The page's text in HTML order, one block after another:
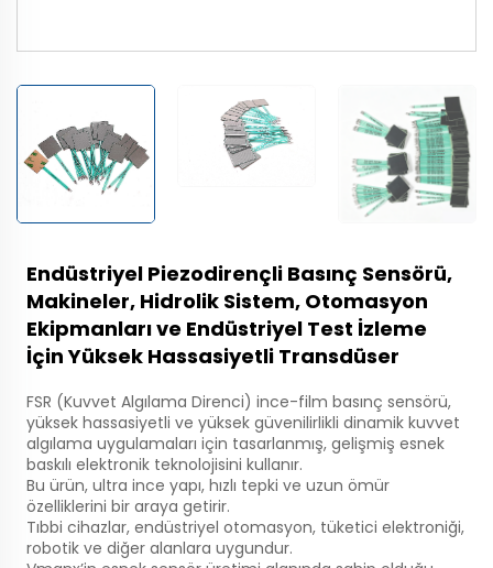
Endüstriyel Piezodirençli Basınç Sensörü,
Makineler, Hidrolik Sistem, Otomasyon
Ekipmanları ve Endüstriyel Test İzleme
İçin Yüksek Hassasiyetli Transdüser
FSR (Kuvvet Algılama Direnci) ince-film basınç sensörü,
yüksek hassasiyetli ve yüksek güvenilirlikli dinamik kuvvet
algılama uygulamaları için tasarlanmış, gelişmiş esnek
baskılı elektronik teknolojisini kullanır.
Bu ürün, ultra ince yapı, hızlı tepki ve uzun ömür
özelliklerini bir araya getirir.
Tıbbi cihazlar, endüstriyel otomasyon, tüketici elektroniği,
robotik ve diğer alanlara uygundur.